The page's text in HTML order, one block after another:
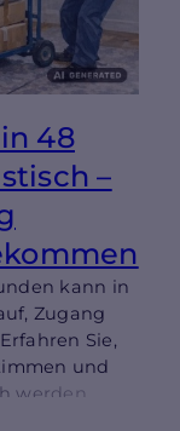
48
–
kann in
Zugang
Sie,
und
werden.